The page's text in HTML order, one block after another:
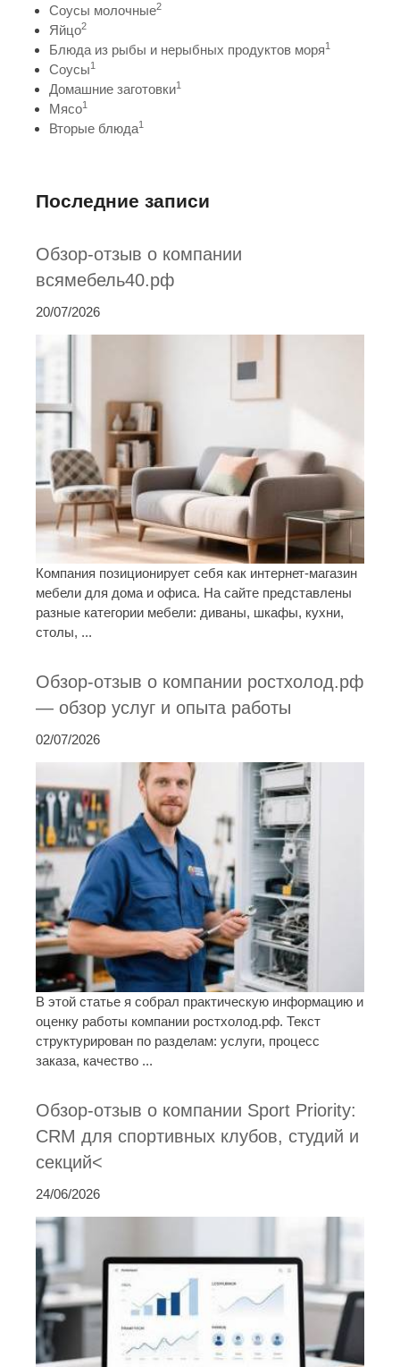
Соусы молочные2
Яйцо2
Блюда из рыбы и нерыбных продуктов моря1
Соусы1
Домашние заготовки1
Мясо1
Вторые блюда1
Последние записи
Обзор-отзыв о компании
всямебель40.рф
20/07/2026
Компания позиционирует себя как интернет-магазин
мебели для дома и офиса. На сайте представлены
разные категории мебели: диваны, шкафы, кухни,
столы, ...
Обзор-отзыв о компании ростхолод.рф
— обзор услуг и опыта работы
02/07/2026
В этой статье я собрал практическую информацию и
оценку работы компании ростхолод.рф. Текст
структурирован по разделам: услуги, процесс
заказа, качество ...
Обзор-отзыв о компании Sport Priority:
CRM для спортивных клубов, студий и
секций<
24/06/2026